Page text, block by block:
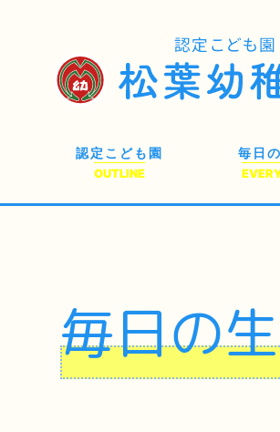
認定こども園
OUTLINE
毎日
毎日の